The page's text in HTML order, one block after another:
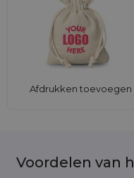
Afdrukken toevoegen
Voordelen van